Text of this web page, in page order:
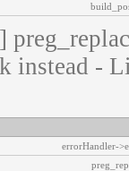
instead -
errorHandler-